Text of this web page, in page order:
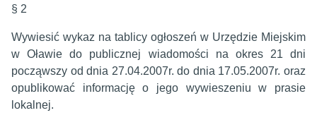
§ 2
Wywiesić wykaz na tablicy ogłoszeń w Urzędzie Miejskim
w Oławie do publicznej wiadomości na okres 21 dni
począwszy od dnia 27.04.2007r. do dnia 17.05.2007r. oraz
opublikować informację o jego wywieszeniu w prasie
lokalnej.